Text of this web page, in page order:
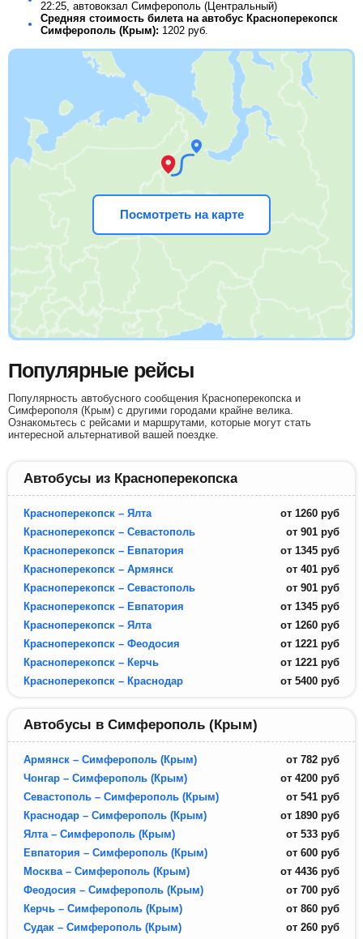
22:25, автовокзал Симферополь (Центральный)
Средняя стоимость билета на автобус Красноперекопск
Симферополь (Крым): 1202 руб.
Посмотреть на карте
Популярные рейсы
Популярность автобусного сообщения Красноперекопска и
Симферополя (Крым) с другими городами крайне велика.
Ознакомьтесь с рейсами и маршрутами, которые могут стать
интересной альтернативой вашей поездке.
Автобусы из Красноперекопска
Красноперекопск – Ялта от 1260 руб
Красноперекопск – Севастополь
от 901 руб
Красноперекопск – Евпатория
от 1345 руб
Красноперекопск – Армянск
от 401 руб
Красноперекопск – Севастополь
от 901 руб
Красноперекопск – Евпатория
от 1345 руб
Красноперекопск – Ялта
от 1260 руб
Красноперекопск – Феодосия
от 1221 руб
Красноперекопск – Керчь
от 1221 руб
Красноперекопск – Краснодар
от 5400 руб
Автобусы в Симферополь (Крым)
Армянск – Симферополь (Крым) от 782 руб
Чонгар – Симферополь (Крым)
от 4200 руб
Севастополь – Симферополь (Крым)
от 541 руб
Краснодар – Симферополь (Крым)
от 1890 руб
Ялта – Симферополь (Крым)
от 533 руб
Евпатория – Симферополь (Крым)
от 600 руб
Москва – Симферополь (Крым)
от 4436 руб
Феодосия – Симферополь (Крым)
от 700 руб
Керчь – Симферополь (Крым)
от 860 руб
Судак – Симферополь (Крым)
от 260 руб